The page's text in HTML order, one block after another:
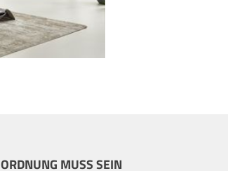
ORDNUNG MUSS SEIN